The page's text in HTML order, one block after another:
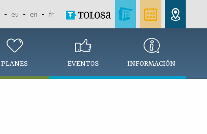
eu en fr
PLANES EVENTOS INFORMACIÓN